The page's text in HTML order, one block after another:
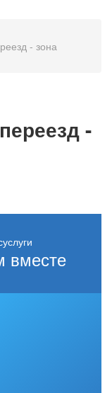
- зона
-
вместе